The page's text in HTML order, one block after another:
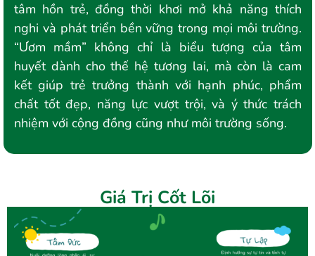
tâm hồn trẻ, đồng thời khơi mở khả năng thích
nghi và phát triển bền vững trong mọi môi trường.
“Ươm mầm” không chỉ là biểu tượng của tâm
huyết dành cho thế hệ tương lai, mà còn là cam
kết giúp trẻ trưởng thành với hạnh phúc, phẩm
chất tốt đẹp, năng lực vượt trội, và ý thức trách
nhiệm với cộng đồng cũng như môi trường sống.
Giá Trị Cốt Lõi